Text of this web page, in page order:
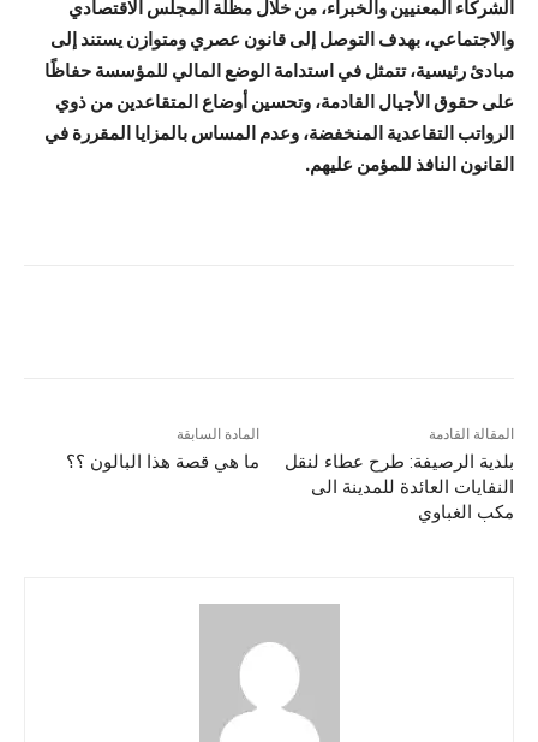
الشركاء المعنيين والخبراء، من خلال مظلة المجلس الاقتصادي
والاجتماعي، بهدف التوصل إلى قانون عصري ومتوازن يستند إلى
مبادئ رئيسية، تتمثل في استدامة الوضع المالي للمؤسسة حفاظًا
على حقوق الأجيال القادمة، وتحسين أوضاع المتقاعدين من ذوي
الرواتب التقاعدية المنخفضة، وعدم المساس بالمزايا المقررة في
القانون النافذ للمؤمن عليهم.
المادة السابقة
ما هي قصة هذا البالون ؟؟
المقالة القادمة
بلدية الرصيفة: طرح عطاء لنقل
النفايات العائدة للمدينة الى
مكب الغباوي